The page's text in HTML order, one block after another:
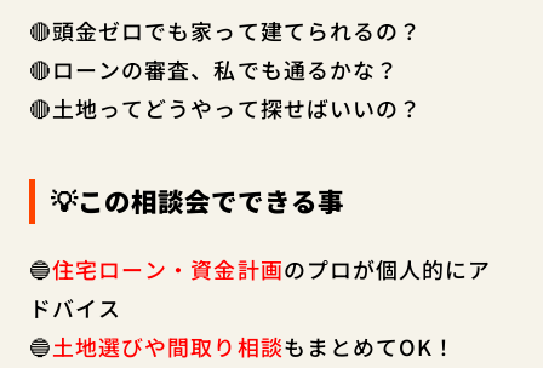
🔴頭金ゼロでも家って建てられるの？
🔴ローンの審査、私でも通るかな？
🔴土地ってどうやって探せばいいの？
💡この相談会でできる事
🔵住宅ローン・資金計画のプロが個人的にア
ドバイス
🔵土地選びや間取り相談もまとめてOK！